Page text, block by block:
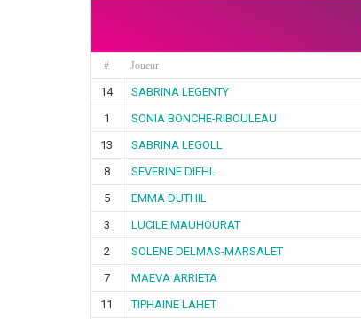
# Joueur
14 SABRINA LEGENTY
1
SONIA BONCHE-RIBOULEAU
13
SABRINA LEGOLL
8
SEVERINE DIEHL
5
EMMA DUTHIL
3
LUCILE MAUHOURAT
2
SOLENE DELMAS-MARSALET
7
MAEVA ARRIETA
11
TIPHAINE LAHET